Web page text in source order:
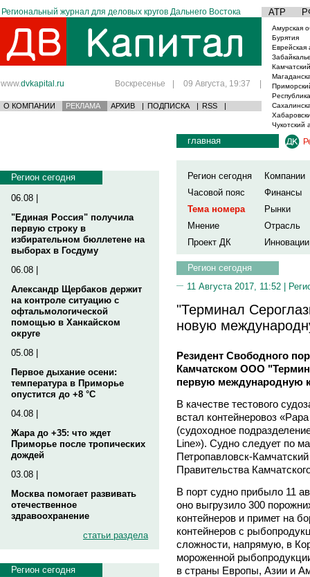
Региональный журнал для деловых кругов Дальнего Востока АТР
www.dvkapital.ru Воскресенье | 09 Августа, 19:37 |
О КОМПАНИИ РЕКЛАМА АРХИВ | ПОДПИСКА | RSS |
Амурская
Бурятия
Еврейская
Чукотский
Регион сегодня
06.08 |
"Единая Россия" получила
первую строку в
избирательном бюллетене на
выборах в Госдуму
06.08 |
Александр Щербаков держит
на контроле ситуацию с
офтальмологической
помощью в Ханкайском
округе
05.08 |
Первое дыхание осени:
температура в Приморье
опустится до +8 °C
04.08 |
Жара до +35: что ждет
Приморье после тропических
дождей
03.08 |
Москва помогает развивать
отечественное
здравоохранение
статьи раздела
Регион сегодня
главная
Регион сегодня
Компании
Часовой пояс
Финансы
Тема номера
Рынки
Мнение
Отрасль
Проект ДК
Инновации
Регион сегодня
11 Августа 2017, 11:52 |
"Терминал
новую
Резидент Свободного
Камчатском ООО
первую международную
В качестве тестового
встал контейнеровоз
(судоходное
Line»). Судно следует по
Петропавловск-
Правительства
В порт судно прибыло 11
оно выгрузило 300
контейнеров и примет на
контейнеров с
сложности, напрямую, в
мороженной
в страны Европы, Азии и